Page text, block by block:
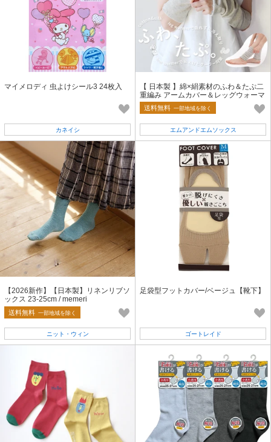
マイメロディ 虫よけシール3 24枚入
カネイシ
【 日本製 】綿×絹素材のふわ＆たぷ二
重編み アームカバー＆レッグウォーマ
ー【春夏の定番商品】
送料無料 一部地域を除く
エムアンドエムソックス
【2026新作】【日本製】リネンリブソ
ックス 23-25cm / memeri
送料無料 一部地域を除く
ニット・ウィン
足袋型フットカバー/ベージュ【靴下】
ゴートレイド